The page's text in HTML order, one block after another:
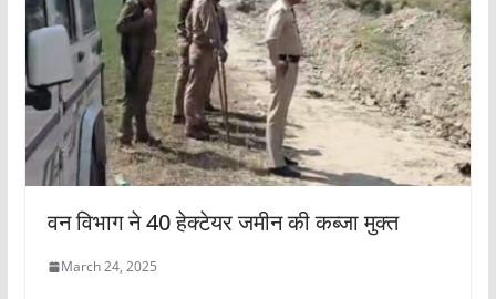
वन विभाग ने 40 हेक्टेयर जमीन की कब्जा मुक्त
March 24, 2025